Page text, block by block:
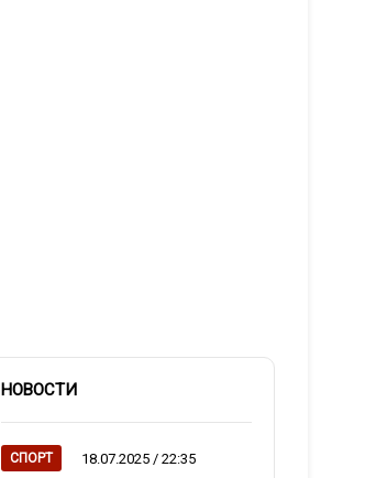
НОВОСТИ
СПОРТ 18.07.2025 / 22:35